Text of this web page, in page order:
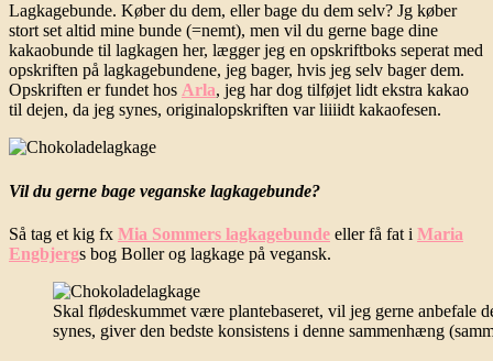
Lagkagebunde. Køber du dem, eller bage du dem selv? Jg køber
stort set altid mine bunde (=nemt), men vil du gerne bage dine
kakaobunde til lagkagen her, lægger jeg en opskriftboks seperat med
opskriften på lagkagebundene, jeg bager, hvis jeg selv bager dem.
Opskriften er fundet hos Arla, jeg har dog tilføjet lidt ekstra kakao
til dejen, da jeg synes, originalopskriften var liiiidt kakaofesen.
Vil du gerne bage veganske lagkagebunde?
Så tag et kig fx Mia Sommers lagkagebunde eller få fat i Maria
Engbjergs bog Boller og lagkage på vegansk.
Skal flødeskummet være plantebaseret, vil jeg gerne anbefale
synes, giver den bedste konsistens i denne sammenhæng